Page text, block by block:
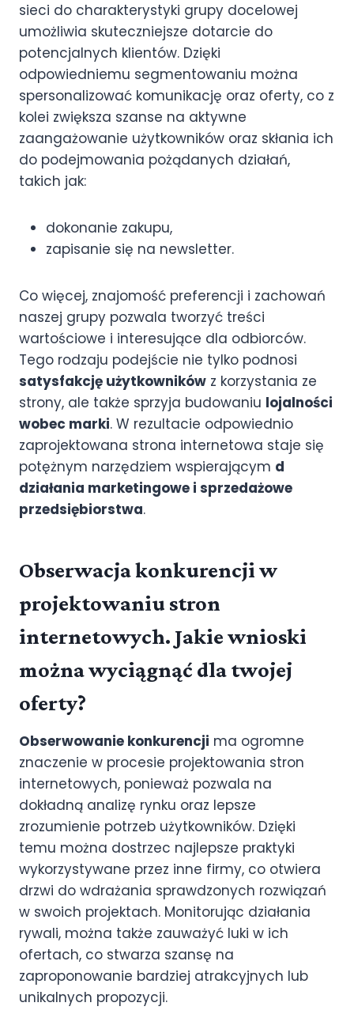
sieci do charakterystyki grupy docelowej
umożliwia skuteczniejsze dotarcie do
potencjalnych klientów. Dzięki
odpowiedniemu segmentowaniu można
spersonalizować komunikację oraz oferty, co z
kolei zwiększa szanse na aktywne
zaangażowanie użytkowników oraz skłania ich
do podejmowania pożądanych działań,
takich jak:
dokonanie zakupu,
zapisanie się na newsletter.
Co więcej, znajomość preferencji i zachowań
naszej grupy pozwala tworzyć treści
wartościowe i interesujące dla odbiorców.
Tego rodzaju podejście nie tylko podnosi
satysfakcję użytkowników z korzystania ze
strony, ale także sprzyja budowaniu lojalności
wobec marki. W rezultacie odpowiednio
zaprojektowana strona internetowa staje się
potężnym narzędziem wspierającym d
działania marketingowe i sprzedażowe
przedsiębiorstwa.
Obserwacja konkurencji w
projektowaniu stron
internetowych. Jakie wnioski
można wyciągnąć dla twojej
oferty?
Obserwowanie konkurencji ma ogromne
znaczenie w procesie projektowania stron
internetowych, ponieważ pozwala na
dokładną analizę rynku oraz lepsze
zrozumienie potrzeb użytkowników. Dzięki
temu można dostrzec najlepsze praktyki
wykorzystywane przez inne firmy, co otwiera
drzwi do wdrażania sprawdzonych rozwiązań
w swoich projektach. Monitorując działania
rywali, można także zauważyć luki w ich
ofertach, co stwarza szansę na
zaproponowanie bardziej atrakcyjnych lub
unikalnych propozycji.